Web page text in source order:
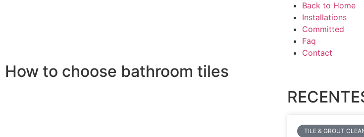
Back to Home
Installations
Committed
Faq
Contact
How to choose bathroom tiles
TILE & GROUT